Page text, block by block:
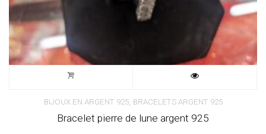
BIJOUX EN ARGENT 925, BRACELETS ARGENT 925
Bracelet pierre de lune argent 925